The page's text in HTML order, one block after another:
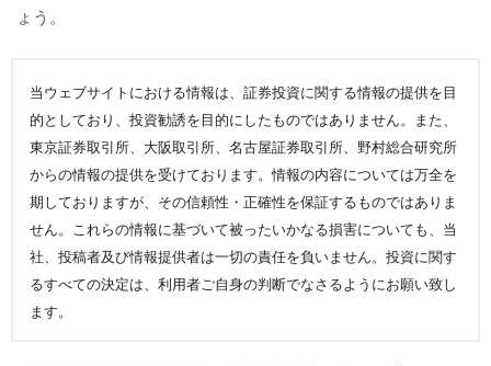
ょう。
当ウェブサイトにおける情報は、証券投資に関する情報の提供を目
的としており、投資勧誘を目的にしたものではありません。また、
東京証券取引所、大阪取引所、名古屋証券取引所、野村総合研究所
からの情報の提供を受けております。情報の内容については万全を
期しておりますが、その信頼性・正確性を保証するものではありま
せん。これらの情報に基づいて被ったいかなる損害についても、当
社、投稿者及び情報提供者は一切の責任を負いません。投資に関す
るすべての決定は、利用者ご自身の判断でなさるようにお願い致し
ます。